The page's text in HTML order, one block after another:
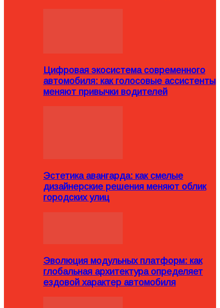
Цифровая экосистема современного
автомобиля: как голосовые ассистенты
меняют привычки водителей
Эстетика авангарда: как смелые
дизайнерские решения меняют облик
городских улиц
Эволюция модульных платформ: как
глобальная архитектура определяет
ездовой характер автомобиля